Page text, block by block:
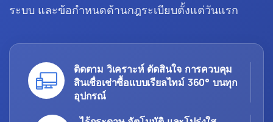
ระบบ และข้อกำหนดด้านกฎระเบียบตั้งแต่วันแรก
ติดตาม วิเคราะห์ ตัดสินใจ การควบคุม
สินเชื่อเช่าซื้อแบบเรียลไทม์ 360° บนทุก
อุปกรณ์